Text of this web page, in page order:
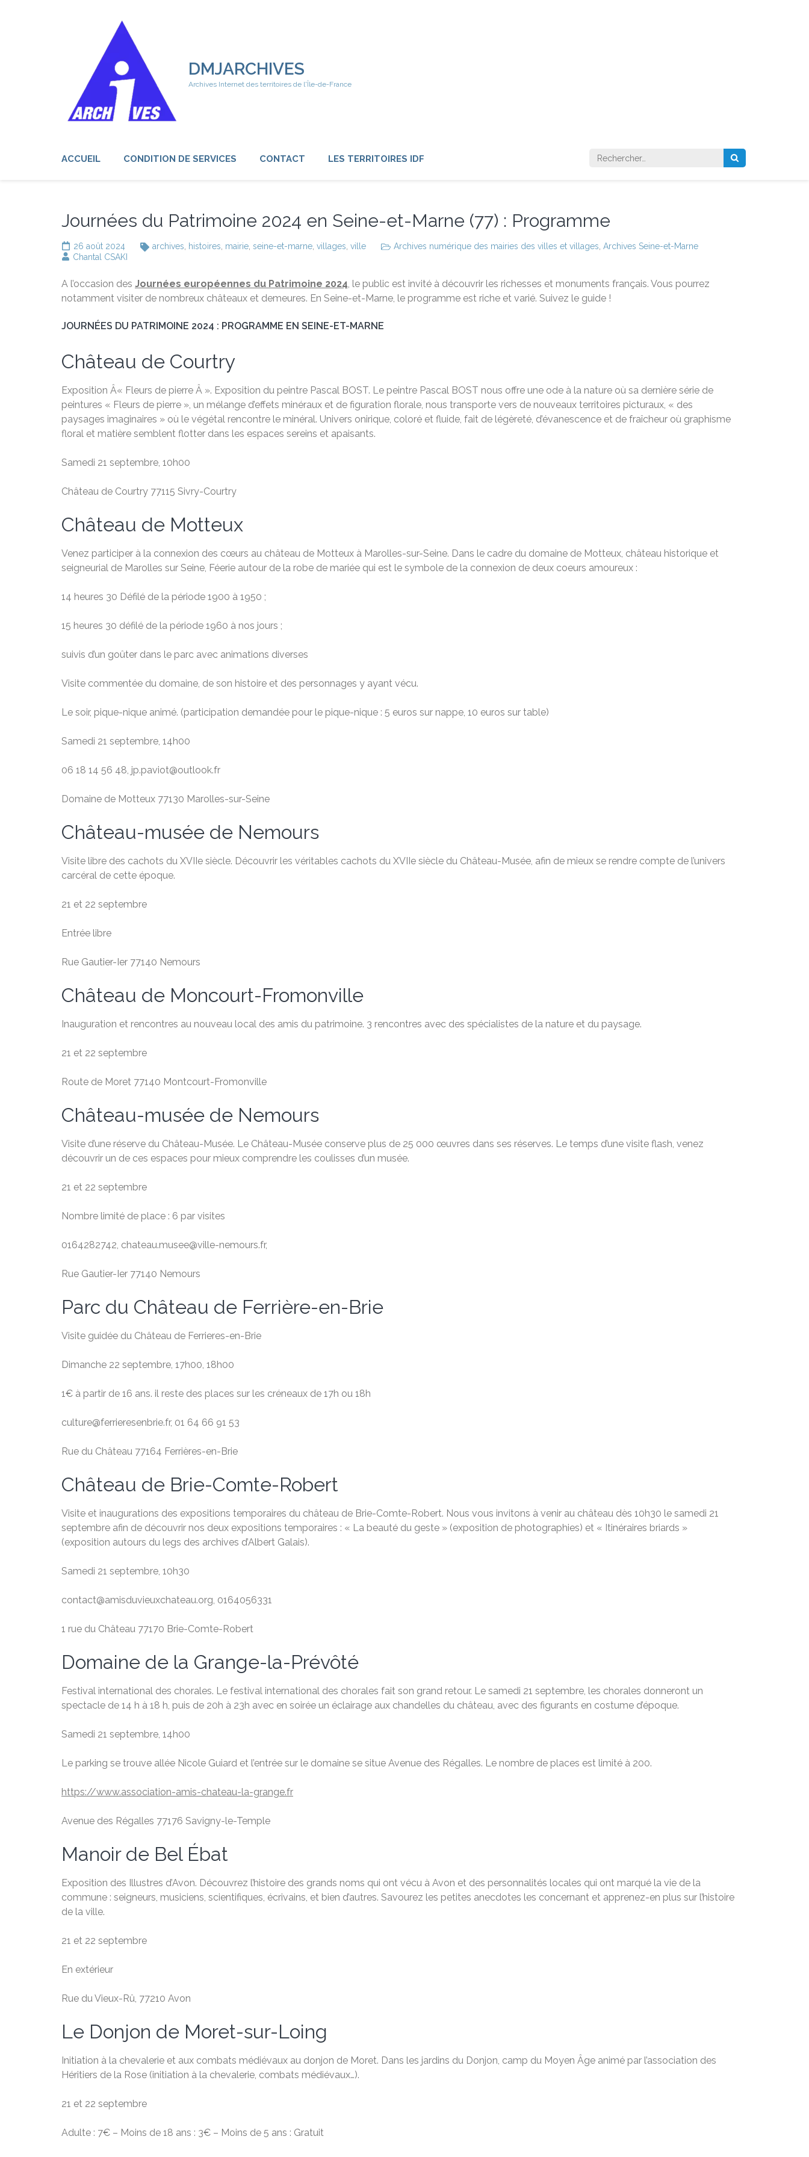
DMJARCHIVES
Archives Internet des territoires de l'Île-de-France
ACCUEIL CONDITION DE SERVICES CONTACT LES TERRITOIRES IDF Rechercher :
Journées du Patrimoine 2024 en Seine-et-Marne (77) : Programme
26 août 2024 archives histoires mairie seine-et-marne villages ville Archives numérique des mairies des villes et villages Archives Seine-et-Marne
Chantal CSAKI
A l’occasion des Journées européennes du Patrimoine 2024, le public est invité à découvrir les richesses et monuments français. Vous pourrez
notamment visiter de nombreux châteaux et demeures. En Seine-et-Marne, le programme est riche et varié. Suivez le guide !
JOURNÉES DU PATRIMOINE 2024 : PROGRAMME EN SEINE-ET-MARNE
Château de Courtry
Exposition Â« Fleurs de pierre Â ». Exposition du peintre Pascal BOST. Le peintre Pascal BOST nous offre une ode à la nature où sa dernière série de
peintures « Fleurs de pierre », un mélange d’effets minéraux et de figuration florale, nous transporte vers de nouveaux territoires picturaux, « des
paysages imaginaires » où le végétal rencontre le minéral. Univers onirique, coloré et fluide, fait de légèreté, d’évanescence et de fraîcheur où graphisme
floral et matière semblent flotter dans les espaces sereins et apaisants.
Samedi 21 septembre, 10h00
Château de Courtry 77115 Sivry-Courtry
Château de Motteux
Venez participer à la connexion des cœurs au château de Motteux à Marolles-sur-Seine. Dans le cadre du domaine de Motteux, château historique et
seigneurial de Marolles sur Seine, Féerie autour de la robe de mariée qui est le symbole de la connexion de deux coeurs amoureux :
14 heures 30 Défilé de la période 1900 à 1950 ;
15 heures 30 défilé de la période 1960 à nos jours ;
suivis d’un goûter dans le parc avec animations diverses
Visite commentée du domaine, de son histoire et des personnages y ayant vécu.
Le soir, pique-nique animé. (participation demandée pour le pique-nique : 5 euros sur nappe, 10 euros sur table)
Samedi 21 septembre, 14h00
06 18 14 56 48, jp.paviot@outlook.fr
Domaine de Motteux 77130 Marolles-sur-Seine
Château-musée de Nemours
Visite libre des cachots du XVIIe siècle. Découvrir les véritables cachots du XVIIe siècle du Château-Musée, afin de mieux se rendre compte de l’univers
carcéral de cette époque.
21 et 22 septembre
Entrée libre
Rue Gautier-Ier 77140 Nemours
Château de Moncourt-Fromonville
Inauguration et rencontres au nouveau local des amis du patrimoine. 3 rencontres avec des spécialistes de la nature et du paysage.
21 et 22 septembre
Route de Moret 77140 Montcourt-Fromonville
Château-musée de Nemours
Visite d’une réserve du Château-Musée. Le Château-Musée conserve plus de 25 000 œuvres dans ses réserves. Le temps d’une visite flash, venez
découvrir un de ces espaces pour mieux comprendre les coulisses d’un musée.
21 et 22 septembre
Nombre limité de place : 6 par visites
0164282742, chateau.musee@ville-nemours.fr,
Rue Gautier-Ier 77140 Nemours
Parc du Château de Ferrière-en-Brie
Visite guidée du Château de Ferrieres-en-Brie
Dimanche 22 septembre, 17h00, 18h00
1€ à partir de 16 ans. il reste des places sur les créneaux de 17h ou 18h
culture@ferrieresenbrie.fr, 01 64 66 91 53
Rue du Château 77164 Ferrières-en-Brie
Château de Brie-Comte-Robert
Visite et inaugurations des expositions temporaires du château de Brie-Comte-Robert. Nous vous invitons à venir au château dès 10h30 le samedi 21
septembre afin de découvrir nos deux expositions temporaires : « La beauté du geste » (exposition de photographies) et « Itinéraires briards »
(exposition autours du legs des archives d’Albert Galais).
Samedi 21 septembre, 10h30
contact@amisduvieuxchateau.org, 0164056331
1 rue du Château 77170 Brie-Comte-Robert
Domaine de la Grange-la-Prévôté
Festival international des chorales. Le festival international des chorales fait son grand retour. Le samedi 21 septembre, les chorales donneront un
spectacle de 14 h à 18 h, puis de 20h à 23h avec en soirée un éclairage aux chandelles du château, avec des figurants en costume d’époque.
Samedi 21 septembre, 14h00
Le parking se trouve allée Nicole Guiard et l’entrée sur le domaine se situe Avenue des Régalles. Le nombre de places est limité à 200.
https://www.association-amis-chateau-la-grange.fr
Avenue des Régalles 77176 Savigny-le-Temple
Manoir de Bel Ébat
Exposition des Illustres d’Avon. Découvrez l’histoire des grands noms qui ont vécu à Avon et des personnalités locales qui ont marqué la vie de la
commune : seigneurs, musiciens, scientifiques, écrivains, et bien d’autres. Savourez les petites anecdotes les concernant et apprenez-en plus sur l’histoire
de la ville.
21 et 22 septembre
En extérieur
Rue du Vieux-Rû, 77210 Avon
Le Donjon de Moret-sur-Loing
Initiation à la chevalerie et aux combats médiévaux au donjon de Moret. Dans les jardins du Donjon, camp du Moyen Âge animé par l’association des
Héritiers de la Rose (initiation à la chevalerie, combats médiévaux…).
21 et 22 septembre
Adulte : 7€ – Moins de 18 ans : 3€ – Moins de 5 ans : Gratuit